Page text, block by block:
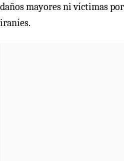
daños mayores ni víctimas
iraníes.